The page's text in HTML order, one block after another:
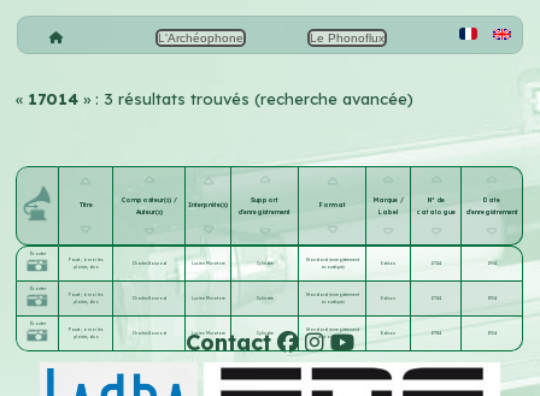
L'Archéophone Le Phonoflux
« 17014» : 3 résultats trouvés (recherche avancée)
Titre
Compositeur(s) /
Auteur(s)
Interprète(s)
Support
d'enregistrement
Format
Marque /
Label
N° de
catalogue
Date
d'enregistrement
Écouter
Faust ; à moi les
plaisirs, duo
Charles Gounod Lucien Muratore Cylindre
Standard (enregistrement
acoustique)
Edison 17014 1904
Écouter
Faust ; à moi les
plaisirs, duo
Charles Gounod Lucien Muratore Cylindre
Standard (enregistrement
acoustique)
Edison 17014 1904
Écouter
Faust ; à moi les
plaisirs, duo
Charles Gounod Lucien Muratore Cylindre
Standard (enregistrement
acoustique)
Edison 17014 1904
Contact